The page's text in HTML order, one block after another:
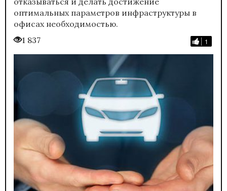
оптимальных параметров инфраструктуры в
офисах необходимостью.
1
1 837